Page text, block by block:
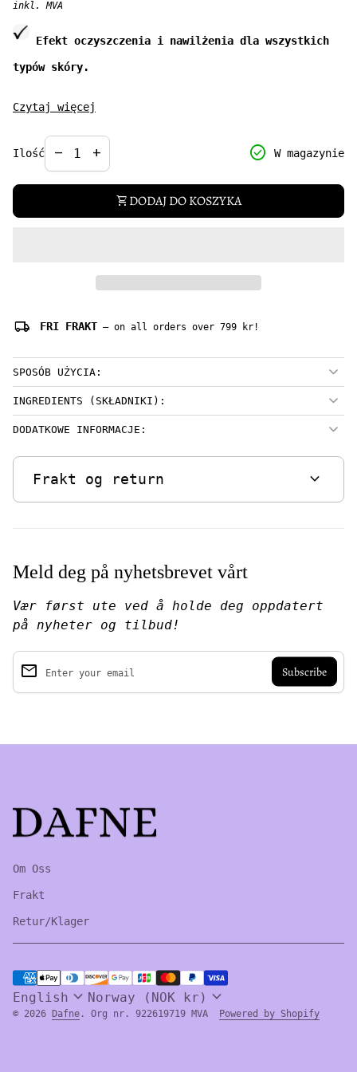
inkl. MVA
Efekt oczyszczenia i nawilżenia dla wszystkich
typów skóry.
Kremowa pianka do mycia twarzy idealnie sprawdzi się
który jest podstawowym elementem jej pielęgnacji.
Zastosowany kompleks myjący usuwa zanieczyszczenia,
sebum i pozostałości makijażu, nie podrażniając
nawet najbardziej delikatnej skóry.
Czytaj więcej
Ilość
Decrease quantity for
remove
Increase quantity for
add check_circle W magazynie
shopping_cart DODAJ DO KOSZYKA
local_shipping FRI FRAKT — on all orders over 799 kr!
SPOSÓB UŻYCIA:
INGREDIENTS (SKŁADNIKI):
DODATKOWE INFORMACJE:
Frakt og return expand_more
Meld deg på nyhetsbrevet vårt
Vær først ute ved å holde deg oppdatert
på nyheter og tilbud!
Enter your email
email
Om Oss
Frakt
Retur/Klager
Payment methods
English expand_more Norway (NOK kr) expand_more
© 2026 Dafne . Org nr. 922619719 MVA Powered by Shopify(link